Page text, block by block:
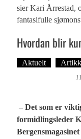
sier Kari Årrestad,
fantasifulle
Hvordan blir
Aktuelt
– Det som er
formidlingsleder